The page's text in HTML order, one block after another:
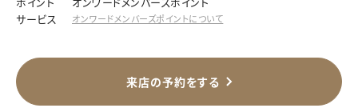
サービス
オンワードメンバーズポイントについて
来店の予約をする